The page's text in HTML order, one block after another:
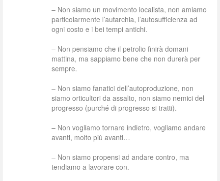
– Non siamo un movimento localista, non amiamo
particolarmente l’autarchia, l’autosufficienza ad
ogni costo e i bei tempi antichi.
– Non pensiamo che il petrolio finirà domani
mattina, ma sappiamo bene che non durerà per
sempre.
– Non siamo fanatici dell’autoproduzione, non
siamo orticultori da assalto, non siamo nemici del
progresso (purché di progresso si tratti).
– Non vogliamo tornare indietro, vogliamo andare
avanti, molto più avanti…
– Non siamo propensi ad andare contro, ma
tendiamo a lavorare con.